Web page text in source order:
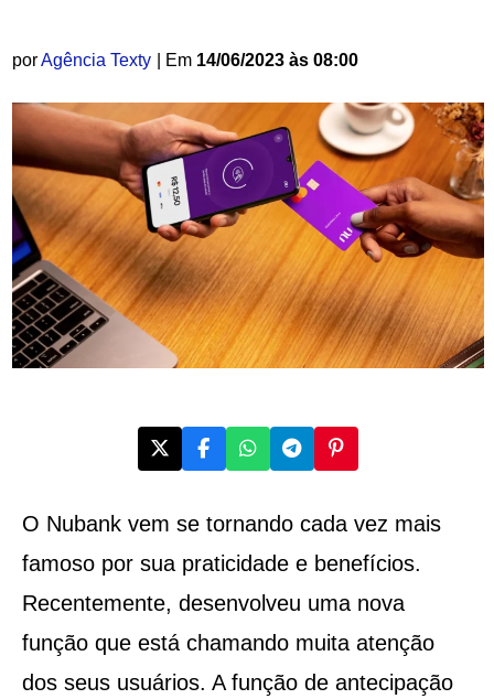
porAgência Texty | Em 14/06/2023 às 08:00
O Nubank vem se tornando cada vez mais
famoso por sua praticidade e benefícios.
Recentemente, desenvolveu uma nova
função que está chamando muita atenção
dos seus usuários. A função de antecipação